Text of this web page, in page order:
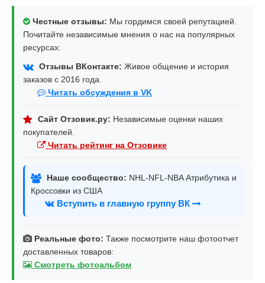
Честные отзывы: Мы гордимся своей репутацией.
Почитайте независимые мнения о нас на популярных
ресурсах:
Отзывы ВКонтакте: Живое общение и история
заказов с 2016 года.
Читать обсуждения в VK
Сайт Отзовик.ру: Независимые оценки наших
покупателей.
Читать рейтинг на Отзовике
Наше сообщество: NHL-NFL-NBA Атрибутика и
Кроссовки из США
Вступить в главную группу ВК
Реальные фото: Также посмотрите наш фотоотчет
доставленных товаров:
Смотреть фотоальбом